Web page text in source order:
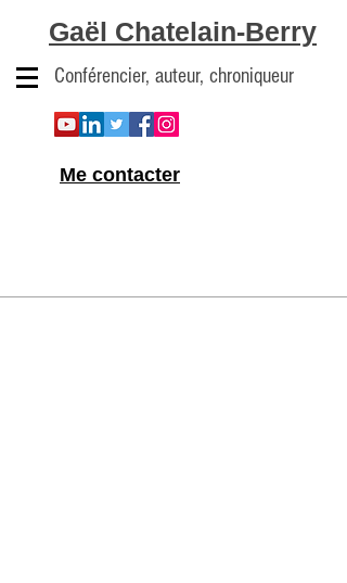
Gaël Chatelain-Berry
Conférencier, auteur, chroniqueur
Me contacter